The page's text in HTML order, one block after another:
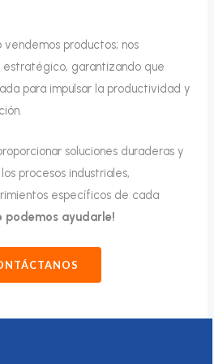
vendemos productos; nos
estratégico, garantizando que
para impulsar la productividad y
soluciones duraderas y
procesos industriales,
específicos de cada
podemos ayudarle!